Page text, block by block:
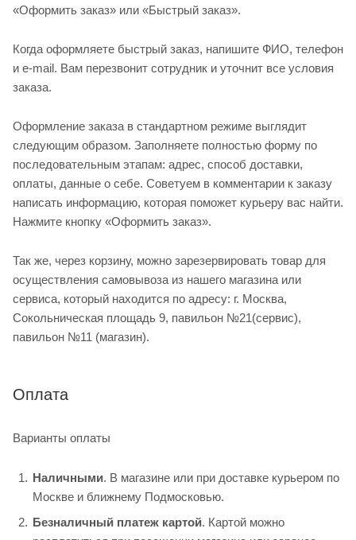
«Оформить заказ» или «Быстрый заказ».
Когда оформляете быстрый заказ, напишите ФИО, телефон
и e-mail. Вам перезвонит сотрудник и уточнит все условия
заказа.
Оформление заказа в стандартном режиме выглядит
следующим образом. Заполняете полностью форму по
последовательным этапам: адрес, способ доставки,
оплаты, данные о себе. Советуем в комментарии к заказу
написать информацию, которая поможет курьеру вас найти.
Нажмите кнопку «Оформить заказ».
Так же, через корзину, можно зарезервировать товар для
осуществления самовывоза из нашего магазина или
сервиса, который находится по адресу: г. Москва,
Сокольническая площадь 9, павильон №21(сервис),
павильон №11 (магазин).
Оплата
Варианты оплаты
Наличными. В магазине или при доставке курьером по
Москве и ближнему Подмосковью.
Безналичный платеж картой. Картой можно